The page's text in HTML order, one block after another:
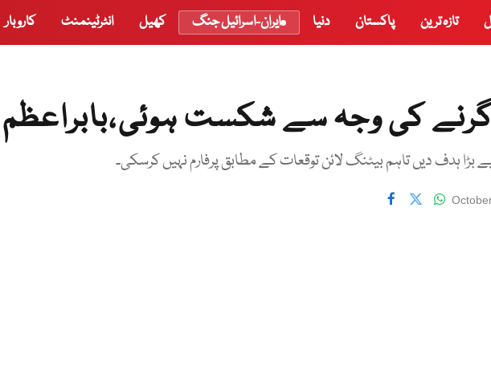
تازہ ترین پاکستان دنیا ایران-اسرائیل جنگ کھیل انٹرٹینمنٹ کاروبار
کی وجہ سے شکست ہوئی،بابراعظم
ہدف دیں تاہم بیٹنگ لائن توقعات کے مطابق پرفارم نہیں کرسکی۔